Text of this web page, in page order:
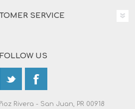
SERVICE
FOLLOW US
Rivera - San Juan, PR 00918